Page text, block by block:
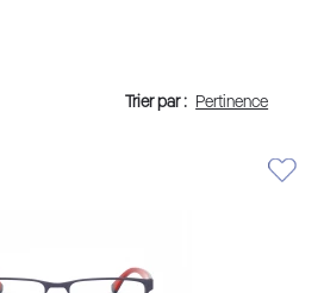
Trier par :